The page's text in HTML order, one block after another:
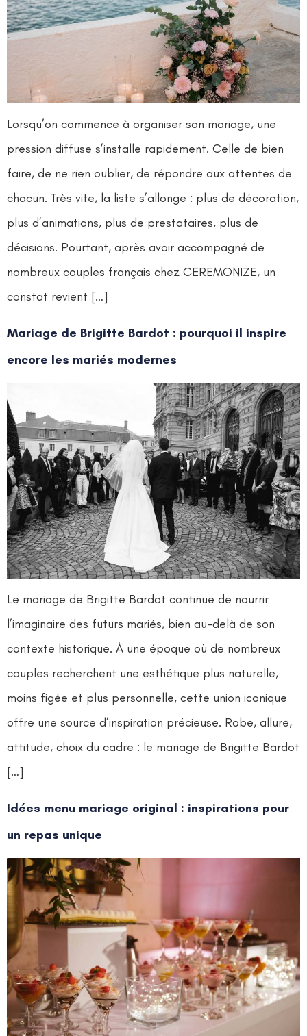
Lorsqu’on commence à organiser son mariage, une
pression diffuse s’installe rapidement. Celle de bien
faire, de ne rien oublier, de répondre aux attentes de
chacun. Très vite, la liste s’allonge : plus de décoration,
plus d’animations, plus de prestataires, plus de
décisions. Pourtant, après avoir accompagné de
nombreux couples français chez CEREMONIZE, un
constat revient […]
Mariage de Brigitte Bardot : pourquoi il inspire
encore les mariés modernes
Le mariage de Brigitte Bardot continue de nourrir
l’imaginaire des futurs mariés, bien au-delà de son
contexte historique. À une époque où de nombreux
couples recherchent une esthétique plus naturelle,
moins figée et plus personnelle, cette union iconique
offre une source d’inspiration précieuse. Robe, allure,
attitude, choix du cadre : le mariage de Brigitte Bardot
[…]
Idées menu mariage original : inspirations pour
un repas unique